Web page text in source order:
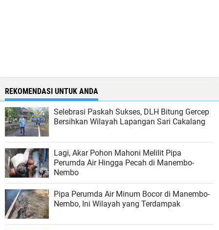
REKOMENDASI UNTUK ANDA
Selebrasi Paskah Sukses, DLH Bitung Gercep
Bersihkan Wilayah Lapangan Sari Cakalang
Lagi, Akar Pohon Mahoni Melilit Pipa
Perumda Air Hingga Pecah di Manembo-
Nembo
Pipa Perumda Air Minum Bocor di Manembo-
Nembo, Ini Wilayah yang Terdampak